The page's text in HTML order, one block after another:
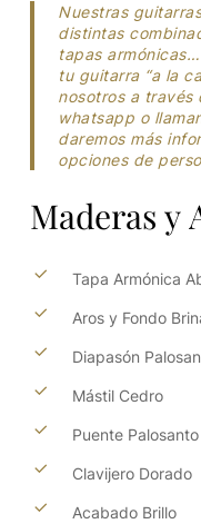
Nuestras
distintas
tapas
tu guitarra “a la
nosotros a través
whatsapp o
daremos más
opciones de
Maderas y
Tapa Armónica
Aros y Fondo
Diapasón
Mástil Cedro
Puente Palosanto
Clavijero Dorado
Acabado Brillo